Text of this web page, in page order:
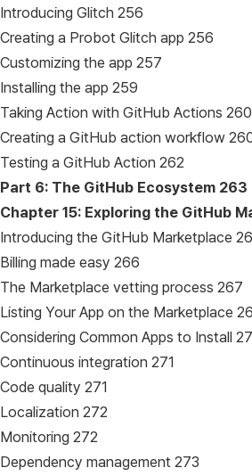
Introducing Glitch 256
Creating a Probot Glitch app 256
Customizing the app 257
Installing the app 259
Taking Action with GitHub Actions 260
Creating a GitHub action workflow
Testing a GitHub Action 262
Part 6: The GitHub Ecosystem 263
Chapter 15: Exploring the GitHub
Introducing the GitHub Marketplace
Billing made easy 266
The Marketplace vetting process 267
Listing Your App on the Marketplace
Considering Common Apps to Install
Continuous integration 271
Code quality 271
Localization 272
Monitoring 272
Dependency management 273